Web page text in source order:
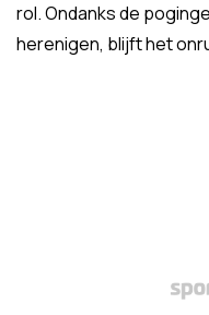
rol. Ondanks de
herenigen, blijft het